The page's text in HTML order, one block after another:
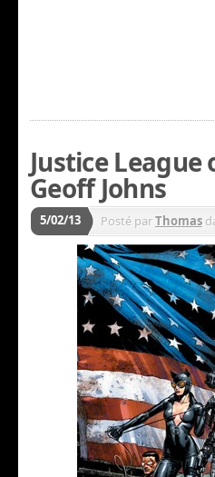
Justice
Geoff Johns
5/02/13 Posté parThomas